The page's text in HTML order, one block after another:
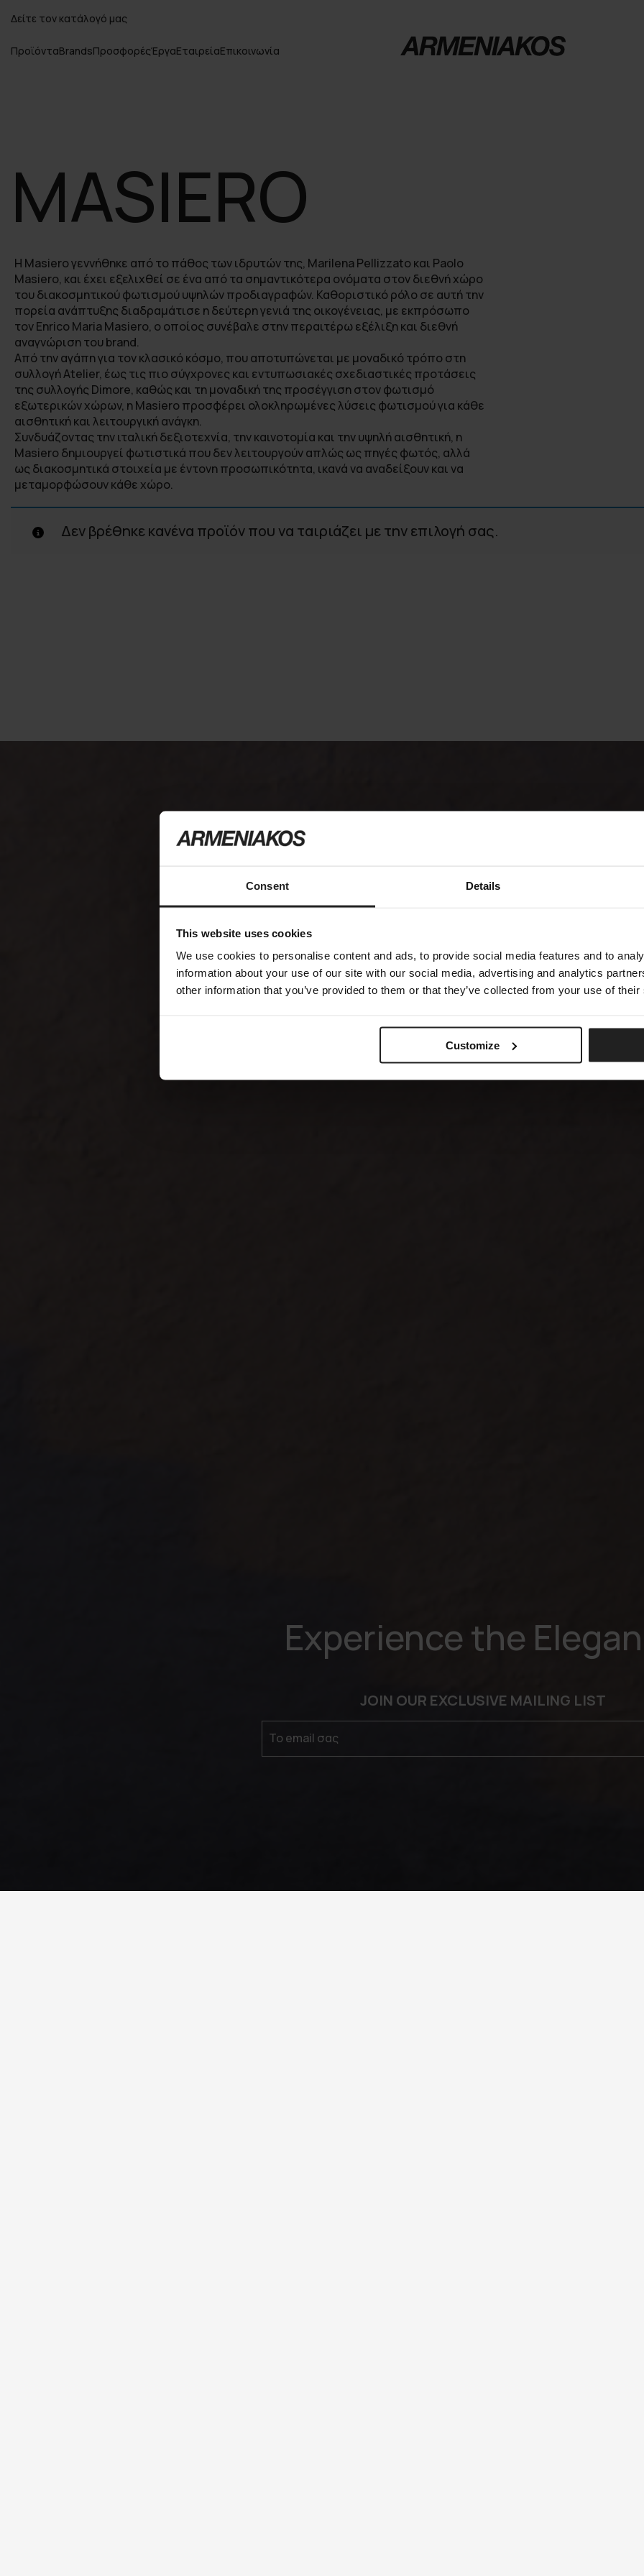
Consent Details
This website uses cookies
We use cookies to personalise content and ads, to provide social media features and to
information about your use of our site with our social media, advertising and analytics
other information that you’ve provided to them or that they’ve collected from your use of
Customize
Δείτε τον κατάλογό μας
ΠροϊόνταBrandsΠροσφορέςΈργαΕταιρείαΕπικοινωνία
MASIERO
Η Masiero γεννήθηκε από το πάθος των ιδρυτών της, Marilena Pellizzato και Paolo
Masiero, και έχει εξελιχθεί σε ένα από τα σημαντικότερα ονόματα στον διεθνή χώρο
του διακοσμητικού φωτισμού υψηλών προδιαγραφών. Καθοριστικό ρόλο σε αυτή την
πορεία ανάπτυξης διαδραμάτισε η δεύτερη γενιά της οικογένειας, με εκπρόσωπο
τον Enrico Maria Masiero, ο οποίος συνέβαλε στην περαιτέρω εξέλιξη και διεθνή
αναγνώριση του brand.
Από την αγάπη για τον κλασικό κόσμο, που αποτυπώνεται με μοναδικό τρόπο στη
συλλογή Atelier, έως τις πιο σύγχρονες και εντυπωσιακές σχεδιαστικές προτάσεις
της συλλογής Dimore, καθώς και τη μοναδική της προσέγγιση στον φωτισμό
εξωτερικών χώρων, η Masiero προσφέρει ολοκληρωμένες λύσεις φωτισμού για κάθε
αισθητική και λειτουργική ανάγκη.
Συνδυάζοντας την ιταλική δεξιοτεχνία, την καινοτομία και την υψηλή αισθητική, η
Masiero δημιουργεί φωτιστικά που δεν λειτουργούν απλώς ως πηγές φωτός, αλλά
ως διακοσμητικά στοιχεία με έντονη προσωπικότητα, ικανά να αναδείξουν και να
μεταμορφώσουν κάθε χώρο.
Δεν βρέθηκε κανένα προϊόν που να ταιριάζει με την επιλογή σας.
Experience the
JOIN OUR EXCLUSIVE MAILING LIST
Το email σας